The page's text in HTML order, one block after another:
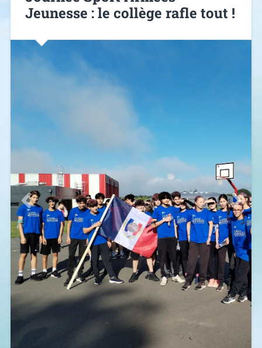
Jeunesse : le collège rafle tout !